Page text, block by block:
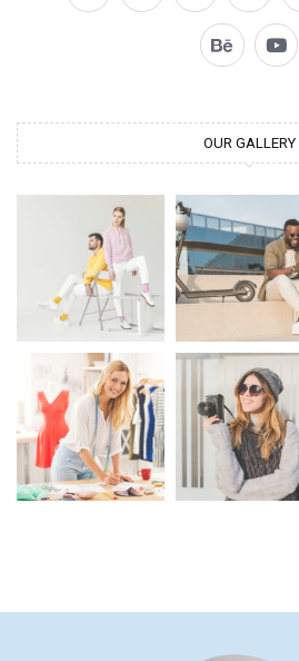
OUR GALLERY